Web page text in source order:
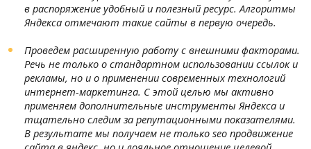
в распоряжение удобный и полезный ресурс. Алгоритмы
Яндекса отмечают такие сайты в первую очередь.
Проведем расширенную работу с внешними факторами.
Речь не только о стандартном использовании ссылок и
рекламы, но и о применении современных технологий
интернет-маркетинга. С этой целью мы активно
применяем дополнительные инструменты Яндекса и
тщательно следим за репутационными показателями.
В результате мы получаем не только seo продвижение